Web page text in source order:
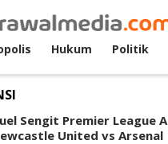
Hukum Politik
Sengit Premier League
United vs Arsenal